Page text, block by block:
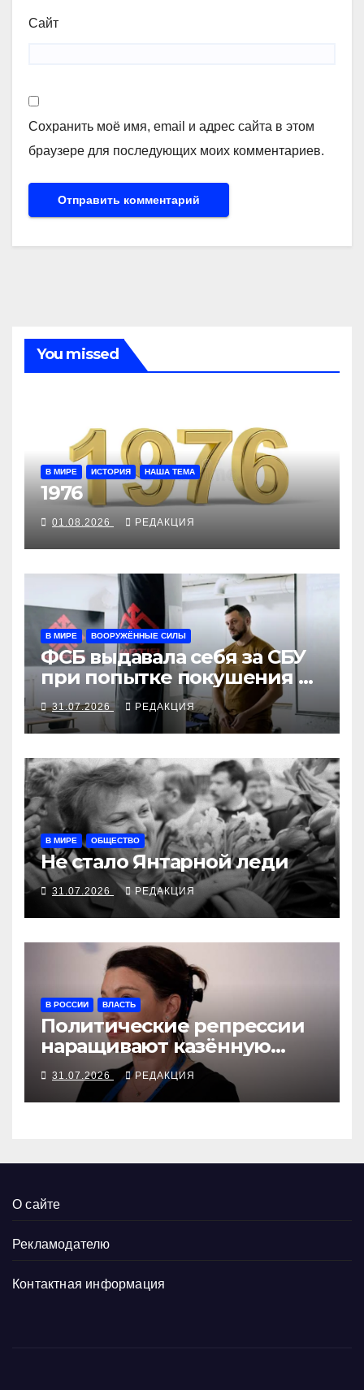
Сайт
Сохранить моё имя, email и адрес сайта в этом
браузере для последующих моих комментариев.
You missed
В МИРЕ ИСТОРИЯ НАША ТЕМА
1976
01.08.2026 РЕДАКЦИЯ
В МИРЕ ВООРУЖЁННЫЕ СИЛЫ
ФСБ выдавала себя за СБУ
при попытке покушения на
командира «Хартии»
31.07.2026 РЕДАКЦИЯ
В МИРЕ ОБЩЕСТВО
Не стало Янтарной леди
31.07.2026 РЕДАКЦИЯ
В РОССИИ ВЛАСТЬ
Политические репрессии
наращивают казённую
собственность
31.07.2026 РЕДАКЦИЯ
О сайте
Рекламодателю
Контактная информация